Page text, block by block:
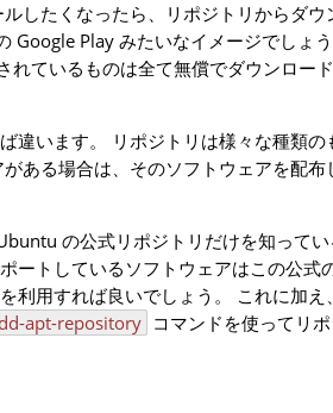
したくなったら、リポジトリからダ
Google Play みたいなイメージでしょ
ているものは全て無償でダウンロー
違います。 リポジトリは様々な種類
ある場合は、そのソフトウェアを配
の公式リポジトリだけを知って
ートしているソフトウェアはこの公
利用すれば良いでしょう。 これに加
apt-repository コマンドを使ってリ